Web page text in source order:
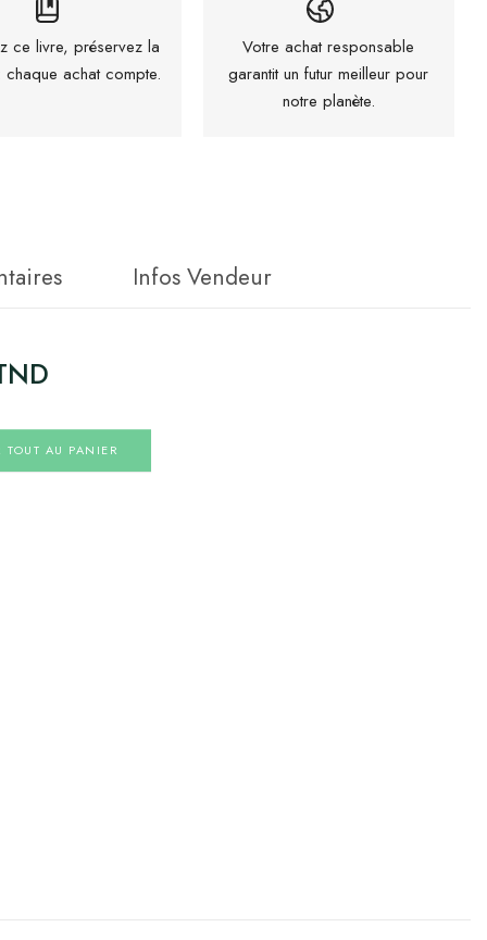
ce livre, préservez la
chaque achat compte.
Votre achat responsable
garantit un futur meilleur pour
notre planète.
Infos Vendeur
TOUT AU PANIER